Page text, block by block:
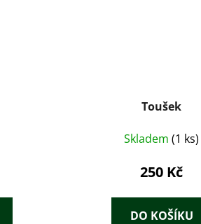
Toušek
Skladem(1 ks)
250 Kč
DO KOŠÍKU